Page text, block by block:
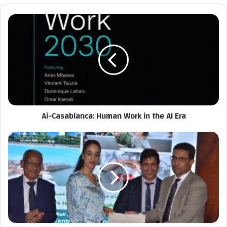
contraintes logistiques et réglementaires liées aux
déplacements intercontinentaux imposées par la FIFA.
La rencontre s’est achevée sur une large victoire de l’Argentine
(5-0), portée notamment par Lionel Messi, auteur de ce qui est
présenté comme son dernier but à domicile avec la sélection
nationale. Malgré l’ampleur du score, la jeune équipe
zambienne a été saluée pour son approche offensive et son
engagement tout au long de la rencontre.
Le communiqué souligne également l’implication d’Outell
Touzer auprès du staff technique zambien dirigé par George
Lwandamina, récemment nommé sélectionneur, dans le cadre
des préparatifs de cet événement sportif qualifié d’«
historique ».
Connu pour ses relations dans les milieux du football sud-
américain, M. Touzer avait déjà assisté au sacre de l’Argentine
Ai-Casablanca: Human Work in the AI Era